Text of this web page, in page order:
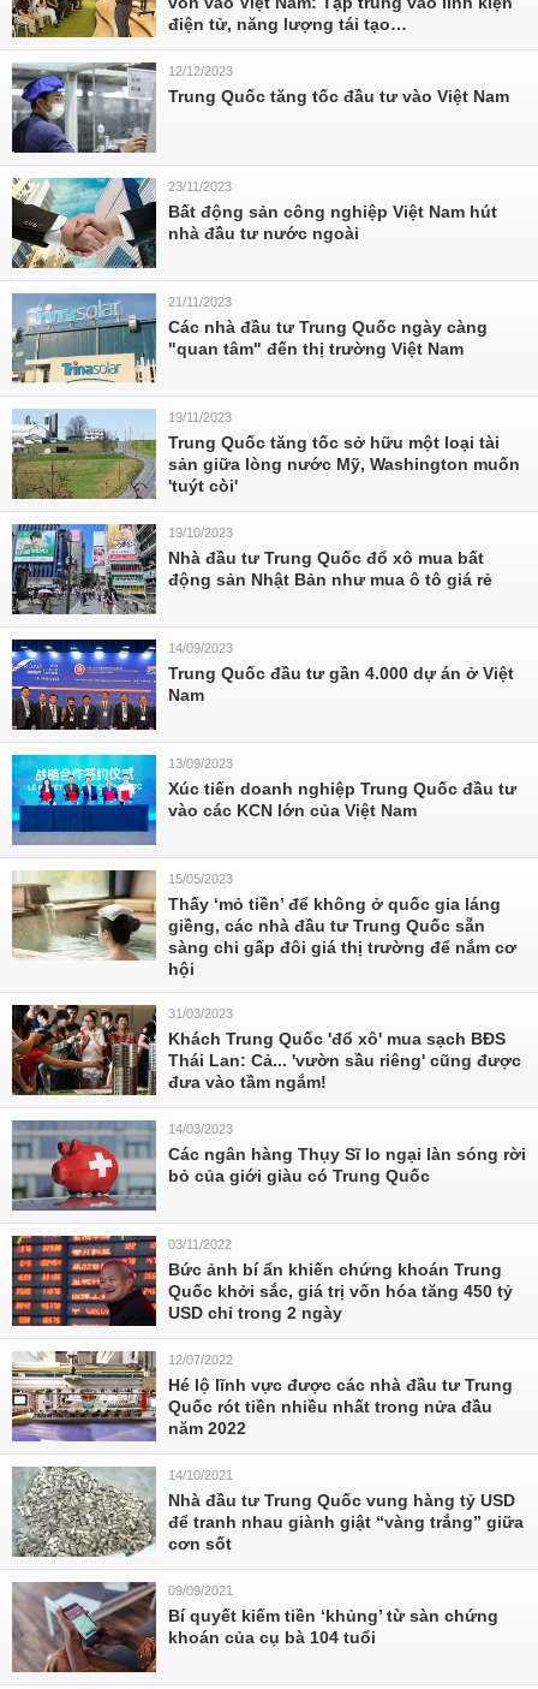
điện tử, năng lượng tái tạo…
12/12/2023
Trung Quốc tăng tốc đầu tư vào Việt Nam
23/11/2023
Bất động sản công nghiệp Việt Nam hút
nhà đầu tư nước ngoài
21/11/2023
Các nhà đầu tư Trung Quốc ngày càng
"quan tâm" đến thị trường Việt Nam
19/11/2023
Trung Quốc tăng tốc sở hữu một loại tài
sản giữa lòng nước Mỹ, Washington muốn
'tuýt còi'
19/10/2023
Nhà đầu tư Trung Quốc đổ xô mua bất
động sản Nhật Bản như mua ô tô giá rẻ
14/09/2023
Trung Quốc đầu tư gần 4.000 dự án ở Việt
Nam
13/09/2023
Xúc tiến doanh nghiệp Trung Quốc đầu tư
vào các KCN lớn của Việt Nam
15/05/2023
Thấy ‘mỏ tiền’ để không ở quốc gia láng
giềng, các nhà đầu tư Trung Quốc sẵn
sàng chi gấp đôi giá thị trường để nắm cơ
hội
31/03/2023
Khách Trung Quốc 'đổ xô' mua sạch BĐS
Thái Lan: Cả... 'vườn sầu riêng' cũng được
đưa vào tầm ngắm!
14/03/2023
Các ngân hàng Thụy Sĩ lo ngại làn sóng rời
bỏ của giới giàu có Trung Quốc
03/11/2022
Bức ảnh bí ẩn khiến chứng khoán Trung
Quốc khởi sắc, giá trị vốn hóa tăng 450 tỷ
USD chỉ trong 2 ngày
12/07/2022
Hé lộ lĩnh vực được các nhà đầu tư Trung
Quốc rót tiền nhiều nhất trong nửa đầu
năm 2022
14/10/2021
Nhà đầu tư Trung Quốc vung hàng tỷ USD
để tranh nhau giành giật “vàng trắng” giữa
cơn sốt
09/09/2021
Bí quyết kiếm tiền ‘khủng’ từ sàn chứng
khoán của cụ bà 104 tuổi